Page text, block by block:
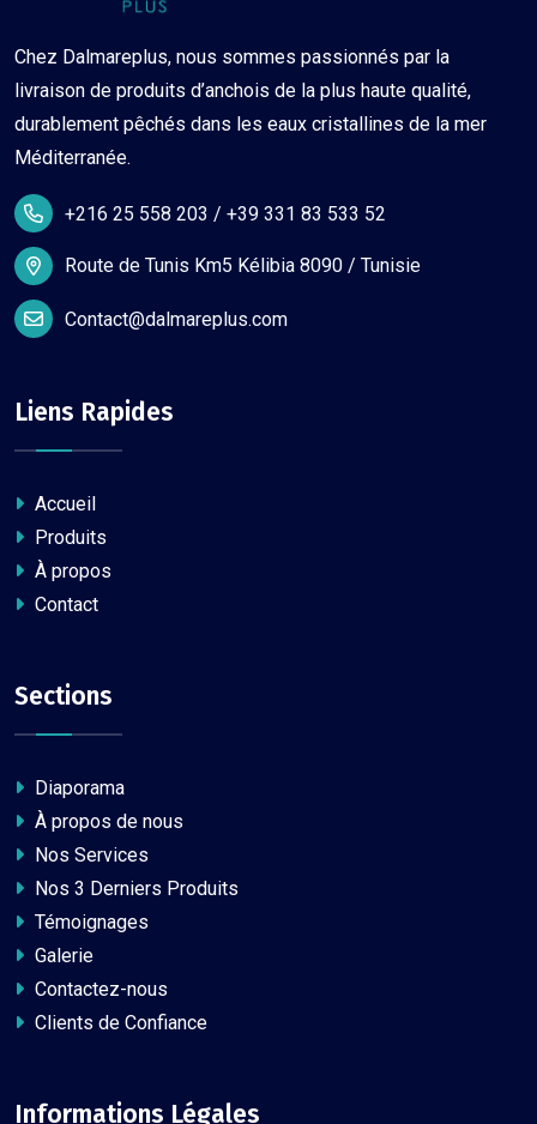
Chez Dalmareplus, nous sommes passionnés par la
livraison de produits d’anchois de la plus haute qualité,
durablement pêchés dans les eaux cristallines de la mer
Méditerranée.
+216 25 558 203 / +39 331 83 533 52
Route de Tunis Km5 Kélibia 8090 / Tunisie
Contact@dalmareplus.com
Liens Rapides
Accueil
Produits
À propos
Contact
Sections
Diaporama
À propos de nous
Nos Services
Nos 3 Derniers Produits
Témoignages
Galerie
Contactez-nous
Clients de Confiance
Informations Légales